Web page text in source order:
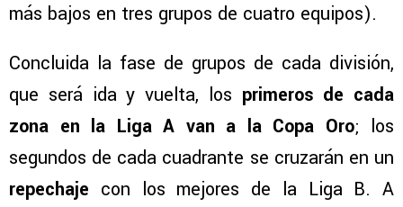
más bajos en tres grupos de cuatro equipos).
Concluida la fase de grupos de cada división,
que será ida y vuelta, los primeros de cada
zona en la Liga A van a la Copa Oro; los
segundos de cada cuadrante se cruzarán en un
repechaje con los mejores de la Liga B. A